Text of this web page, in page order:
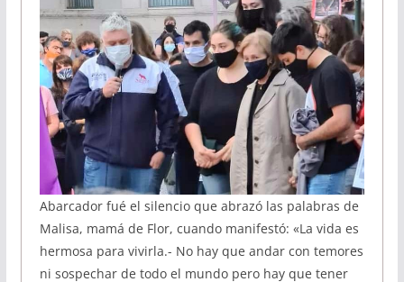
Abarcador fué el silencio que abrazó las palabras de
Malisa, mamá de Flor, cuando manifestó: «La vida es
hermosa para vivirla.- No hay que andar con temores
ni sospechar de todo el mundo pero hay que tener